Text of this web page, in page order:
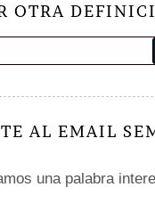
OTRA
AL EMAIL
una palabra